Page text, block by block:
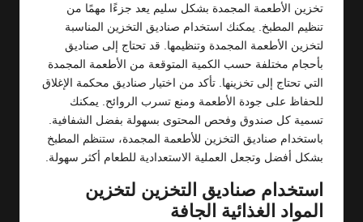
تخزين الأطعمة المجمدة بشكل سليم يعد جزءًا مهمًا من
تنظيم المطبخ. يمكنك استخدام صناديق التخزين المناسبة
لتخزين الأطعمة المجمدة وتنظيمها. قد تحتاج إلى صناديق
بأحجام مختلفة حسب الكمية المتوقعة من الأطعمة المجمدة
التي تحتاج إلى تخزينها. تأكد من اختيار صناديق محكمة الإغلاق
للحفاظ على جودة الأطعمة ومنع تسرب الروائح. يمكنك
تسمية كل صندوق وفحص المحتوى بسهولة بفضل الشفافية.
باستخدام صناديق التخزين للأطعمة المجمدة، ستنظم المطبخ
بشكل أفضل وتجعل العملية الاستعدادية للطعام أكثر سهولة.
استخدام صناديق التخزين لتخزين
المواد الغذائية الجافة